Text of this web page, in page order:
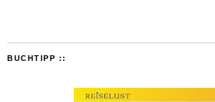
BUCHTIPP ::